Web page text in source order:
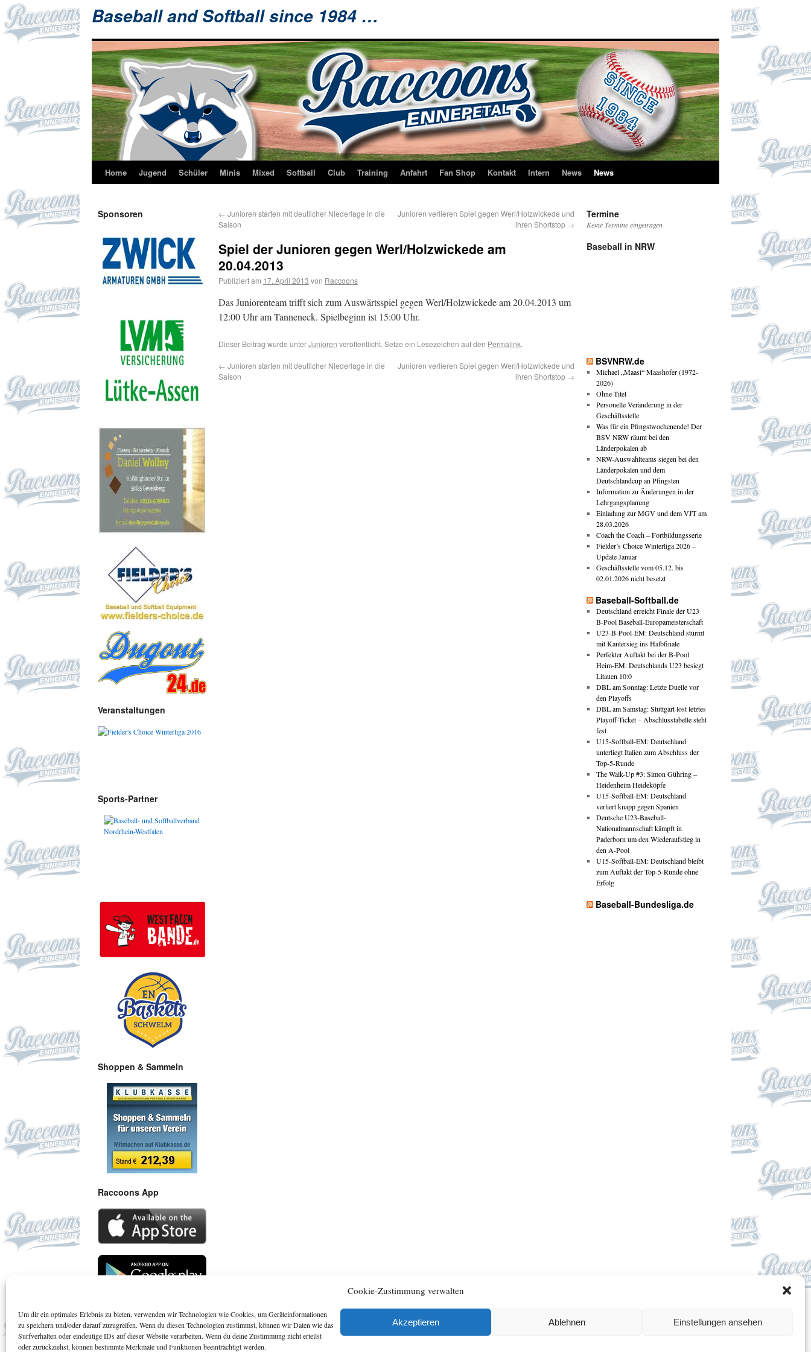
Cookie-Zustimmung verwalten
Um dir ein optimales Erlebnis zu bieten, verwenden wir Technologien wie Cookies, um Geräteinformationen
zu speichern und/oder darauf zuzugreifen. Wenn du diesen Technologien zustimmst, können wir Daten wie das
Surfverhalten oder eindeutige IDs auf dieser Website verarbeiten. Wenn du deine Zustimmung nicht erteilst
oder zurückziehst, können bestimmte Merkmale und Funktionen beeinträchtigt werden.
Akzeptieren Ablehnen Einstellungen ansehen
Baseball and Softball since 1984 …
Home Jugend Schüler Minis Mixed Softball Club Training Anfahrt Fan Shop Kontakt Intern News News
← Junioren starten mit deutlicher Niederlage in die
Saison
Junioren verlieren Spiel gegen Werl/Holzwickede und
ihren Shortstop →
Spiel der Junioren gegen Werl/Holzwickede am
20.04.2013
Publiziert am 17. April 2013 von Raccoons
Das Juniorenteam trifft sich zum Auswärtsspiel gegen Werl/Holzwickede am 20.04.2013 um
12:00 Uhr am Tanneneck. Spielbeginn ist 15:00 Uhr.
Dieser Beitrag wurde unterJunioren veröffentlicht. Setze ein Lesezeichen auf den Permalink.
← Junioren starten mit deutlicher Niederlage in die
Saison
Junioren verlieren Spiel gegen Werl/Holzwickede und
ihren Shortstop →
Sponsoren
Veranstaltungen
Sports-Partner
Shoppen & Sammeln
Raccoons App
Termine
Keine Termine eingetragen
Baseball in NRW
BSVNRW.de
Michael „Maasi“ Maashofer (1972-
2026)
Ohne Titel
Personelle Veränderung in der
Geschäftsstelle
Was für ein Pfingstwochenende! Der
BSV NRW räumt bei den
Länderpokalen ab
NRW-Auswahlteams siegen bei den
Länderpokalen und dem
Deutschlandcup an Pfingsten
Information zu Änderungen in der
Lehrgangsplanung
Einladung zur MGV und dem VJT am
28.03.2026
Coach the Coach – Fortbildungsserie
Fielder’s Choice Winterliga 2026 –
Update Januar
Geschäftsstelle vom 05.12. bis
02.01.2026 nicht besetzt
Baseball-Softball.de
Deutschland erreicht Finale der U23
B-Pool Baseball-Europameisterschaft
U23-B-Pool-EM: Deutschland stürmt
mit Kantersieg ins Halbfinale
Perfekter Auftakt bei der B-Pool
Heim-EM: Deutschlands U23 besiegt
Litauen 10:0
DBL am Sonntag: Letzte Duelle vor
den Playoffs
DBL am Samstag: Stuttgart löst letztes
Playoff-Ticket – Abschlusstabelle steht
fest
U15-Softball-EM: Deutschland
unterliegt Italien zum Abschluss der
Top-5-Runde
The Walk-Up #3: Simon Gühring –
Heidenheim Heideköpfe
U15-Softball-EM: Deutschland
verliert knapp gegen Spanien
Deutsche U23-Baseball-
Nationalmannschaft kämpft in
Paderborn um den Wiederaufstieg in
den A-Pool
U15-Softball-EM: Deutschland bleibt
zum Auftakt der Top-5-Runde ohne
Erfolg
Baseball-Bundesliga.de
Suchen Archiv Artikel
Impressum